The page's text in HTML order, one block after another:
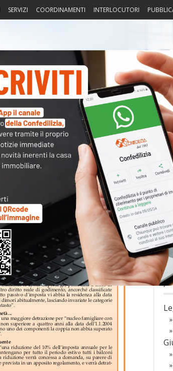
SERVIZI COORDINAMENTI INTERLOCUTORI
Fisco Portierato Intorno alla casa
»
»
»
»